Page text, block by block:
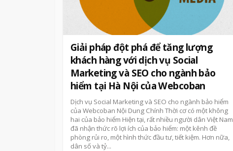
Giải pháp đột phá để tăng lượng
khách hàng với dịch vụ Social
Marketing và SEO cho ngành bảo
hiểm tại Hà Nội của Webcoban
Dịch vụ Social Marketing và SEO cho ngành bảo hiểm
của Webcoban Nội Dung Chính Thời cơ có một không
hai của bảo hiểm Hiện tại, rất nhiều người dân Việt Nam
đã nhận thức rõ lợi ích của bảo hiểm: một kênh đề
phòng rủi ro, một hình thức đầu tư, tiết kiệm. Hơn nữa,
dân số và tỷ...